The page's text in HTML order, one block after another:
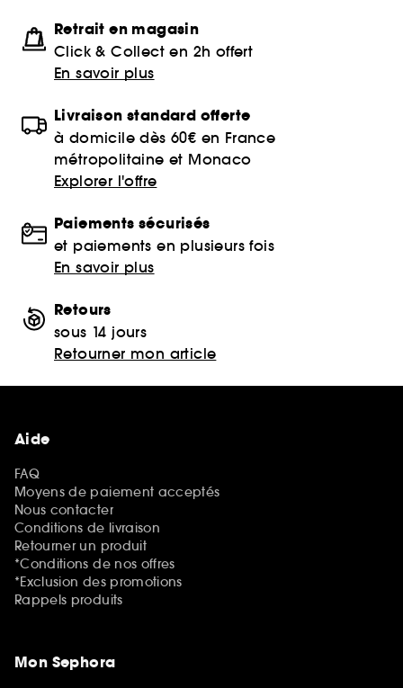
Retrait en magasin
Click & Collect en 2h offert
En savoir plus
Livraison standard offerte
à domicile dès 60€ en France
métropolitaine et Monaco
Explorer l'offre
Paiements sécurisés
et paiements en plusieurs fois
En savoir plus
Retours
sous 14 jours
Retourner mon article
Aide
FAQ
Moyens de paiement acceptés
Nous contacter
Conditions de livraison
Retourner un produit
*Conditions de nos offres
*Exclusion des promotions
Rappels produits
Mon Sephora